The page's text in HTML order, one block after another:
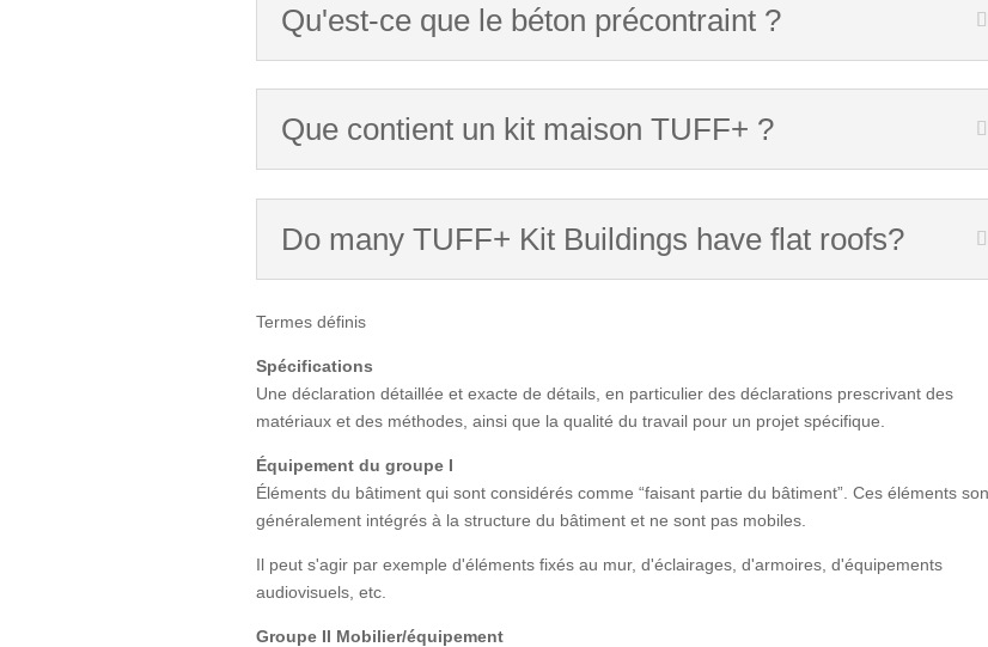
Qu'est-ce que le béton précontraint ?
Que contient un kit maison TUFF+ ?
Do many TUFF+ Kit Buildings have flat roofs?
Termes définis
Spécifications
Une déclaration détaillée et exacte de détails, en particulier des déclarations prescrivant des
matériaux et des méthodes, ainsi que la qualité du travail pour un projet spécifique.
Équipement du groupe I
Éléments du bâtiment qui sont considérés comme “faisant partie du bâtiment”. Ces éléments
généralement intégrés à la structure du bâtiment et ne sont pas mobiles.
Il peut s'agir par exemple d'éléments fixés au mur, d'éclairages, d'armoires, d'équipements
audiovisuels, etc.
Groupe II Mobilier/équipement